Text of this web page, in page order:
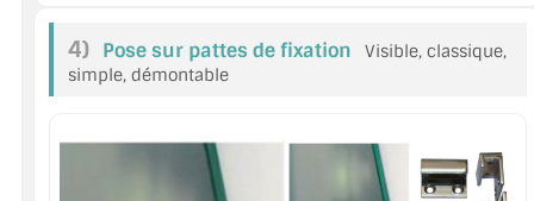
COMPTE PRO
MON PANIER
4) Pose sur pattes de fixation
Visible, classique,
simple, démontable